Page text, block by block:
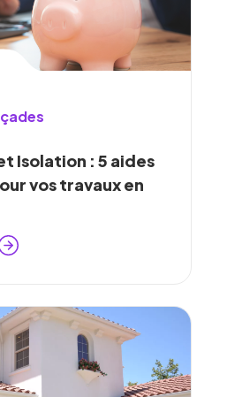
Isolation : 5 aides
vos travaux en